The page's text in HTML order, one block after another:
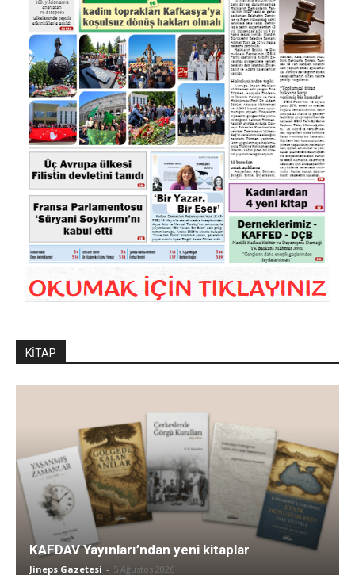
KİTAP
KAFDAV Yayınları’ndan yeni kitaplar
Jineps Gazetesi - 5 Ağustos 2026